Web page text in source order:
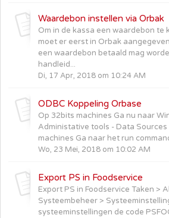
Waardebon instellen via Orbak
Om in de kassa een waardebon te
moet er eerst in Orbak
een waardebon betaald mag
handleid...
Di, 17 Apr, 2018 om 10:24 AM
ODBC Koppeling Orbase
Op 32bits machines Ga nu naar
Administative tools - Data Sources
machines Ga naar het run
Wo, 23 Mei, 2018 om 10:02 AM
Export PS in Foodservice
Export PS in Foodservice Taken >
Systeembeheer >
systeeminstellingen de code